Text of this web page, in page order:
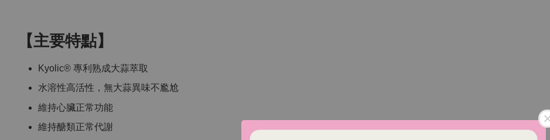
【主要特點】
Kyolic® 專利熟成大蒜萃取
水溶性高活性，無大蒜異味不尷尬
維持心臟正常功能
維持醣類正常代謝